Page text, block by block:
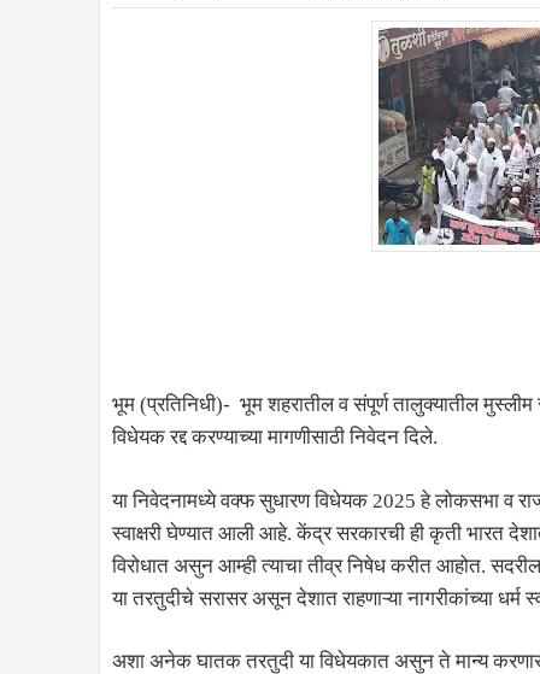
भूम (प्रतिनिधी)- भूम शहरातील व संपूर्ण तालुक्यातील मुस्लीम
विधेयक रद्द करण्याच्या मागणीसाठी निवेदन दिले.
या निवेदनामध्ये वक्फ सुधारण विधेयक 2025 हे लोकसभा व
स्वाक्षरी घेण्यात आली आहे. केंद्र सरकारची ही कृती भारत
विरोधात असुन आम्ही त्याचा तीव्र निषेध करीत आहोत.
या तरतुदीचे सरासर असून देशात राहणाऱ्या नागरीकांच्या
अशा अनेक घातक तरतुदी या विधेयकात असुन ते मान्य करणार